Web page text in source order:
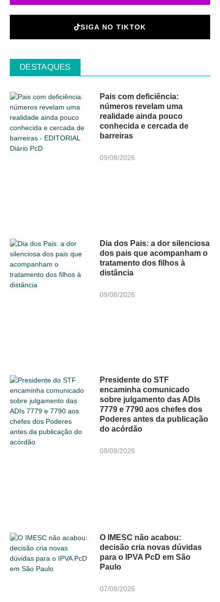
SIGA NO TIKTOK
DESTAQUES
Pais com deficiência:
números revelam uma
realidade ainda pouco
conhecida e cercada de
barreiras
09/08/2026
Dia dos Pais: a dor silenciosa
dos pais que acompanham o
tratamento dos filhos à
distância
09/08/2026
Presidente do STF
encaminha comunicado
sobre julgamento das ADIs
7779 e 7790 aos chefes dos
Poderes antes da publicação
do acórdão
08/08/2026
O IMESC não acabou:
decisão cria novas dúvidas
para o IPVA PcD em São
Paulo
07/08/2026